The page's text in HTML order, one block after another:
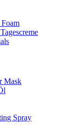
Mask
Spray